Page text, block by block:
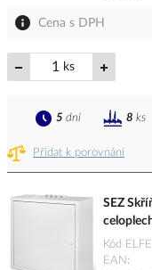
Cena s DPH
ks
Přidat k porovnání
5 dní 8 ks
SEZ
Kód
EAN